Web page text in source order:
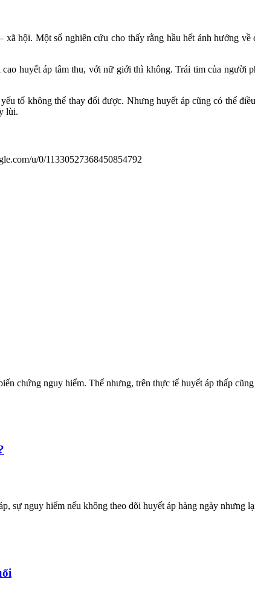
hội. Một số nghiên cứu cho thấy rằng hầu hết ảnh hưởng
huyết áp tâm thu, với nữ giới thì không. Trái tim của người
tố không thể thay đổi được. Nhưng huyết áp cũng có thể
lùi.
u/0/11330527368450854792
chứng nguy hiểm. Thế nhưng, trên thực tế huyết áp thấp
sự nguy hiểm nếu không theo dõi huyết áp hàng ngày nhưng